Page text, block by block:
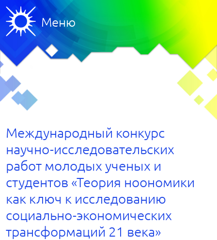
Меню
Международный конкурс
научно-исследовательских
работ молодых ученых и
студентов «Теория ноономики
как ключ к исследованию
социально-экономических
трансформаций 21 века»